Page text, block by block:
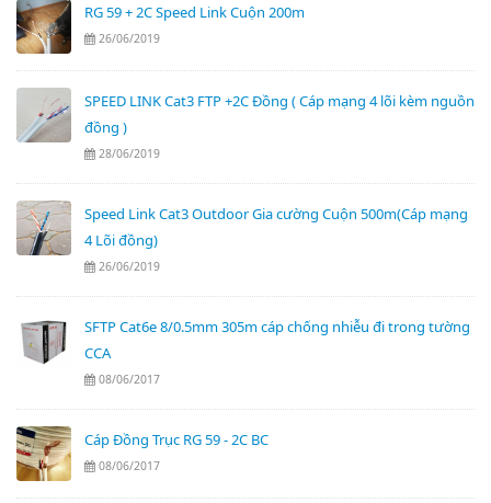
RG 59 + 2C Speed Link Cuộn 200m
26/06/2019
SPEED LINK Cat3 FTP +2C Đồng ( Cáp mạng 4 lõi kèm nguồn
đồng )
28/06/2019
Speed Link Cat3 Outdoor Gia cường Cuộn 500m(Cáp mạng
4 Lõi đồng)
26/06/2019
SFTP Cat6e 8/0.5mm 305m cáp chống nhiễu đi trong tường
CCA
08/06/2017
Cáp Đồng Trục RG 59 - 2C BC
08/06/2017